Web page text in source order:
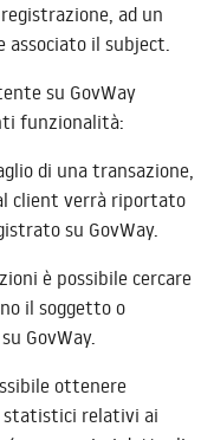
ad un
il subject.
su GovWay
funzionalità:
di una transazione,
client verrà riportato
su GovWay.
è possibile cercare
il soggetto o
GovWay.
ottenere
relativi ai